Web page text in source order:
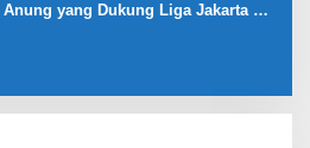
Anung yang Dukung Liga Jakarta U-